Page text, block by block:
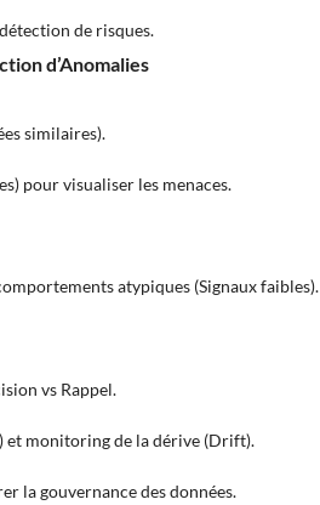
de risques.
d’Anomalies
similaires).
pour visualiser les menaces.
atypiques (Signaux faibles).
vs Rappel.
et monitoring de la dérive (Drift).
la gouvernance des données.